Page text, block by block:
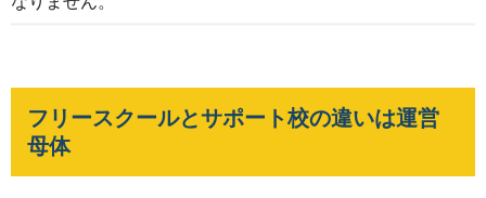
フリースクールとサポート校の違いは運営
母体